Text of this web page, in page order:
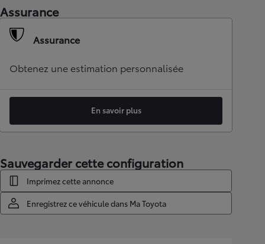
Assurance
Assurance
Obtenez une estimation personnalisée
En savoir plus
Sauvegarder cette configuration
Imprimez cette annonce
Enregistrez ce véhicule dans Ma Toyota